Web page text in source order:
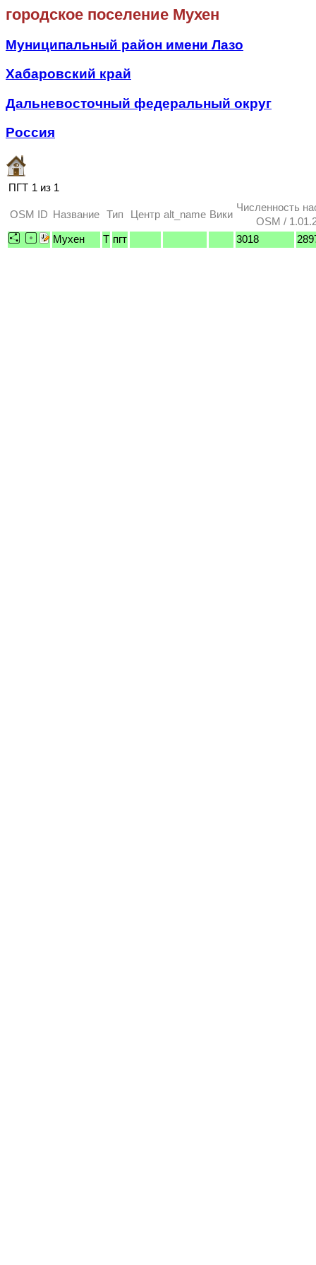
городское поселение Мухен
Муниципальный район имени Лазо
Хабаровский край
Дальневосточный федеральный округ
Россия
ПГТ 1 из 1
OSM ID Название Тип Центр alt_name Вики
Численность
OSM /
Мухен
T пгт 3018